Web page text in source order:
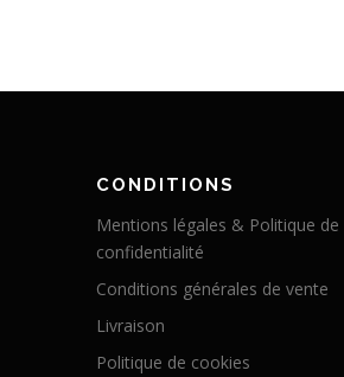
CONDITIONS
Mentions légales & Politique de
confidentialité
Conditions générales de vente
Livraison
Politique de cookies